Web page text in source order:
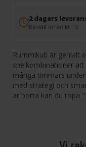
2 dagars
Beställ innan kl. 12
Rummikub är genialt
spelkombinationer
många timmars
med strategi och
är borta kan du ropa
Använd pjäserna på